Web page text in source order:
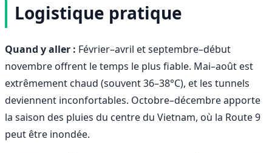
Logistique pratique
Quand y aller : Février–avril et septembre–début
novembre offrent le temps le plus fiable. Mai–août est
extrêmement chaud (souvent 36–38°C), et les tunnels
deviennent inconfortables. Octobre–décembre apporte
la saison des pluies du centre du Vietnam, où la Route 9
peut être inondée.